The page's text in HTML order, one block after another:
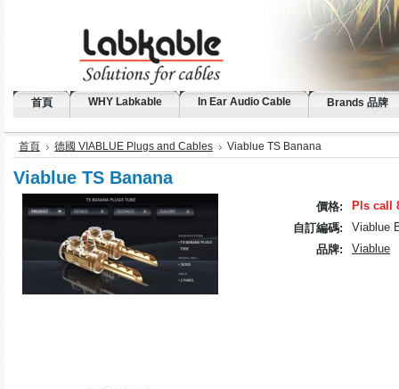
首頁 WHY Labkable In Ear Audio Cable Brands 品牌
首頁 德國 VIABLUE Plugs and Cables Viablue TS Banana
Viablue TS Banana
價格:
Pls call
自訂編碼:
Viablue
品牌:
Viablue